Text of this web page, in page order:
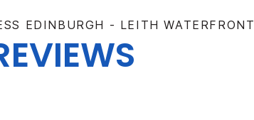
EDINBURGH - LEITH WATERFRONT